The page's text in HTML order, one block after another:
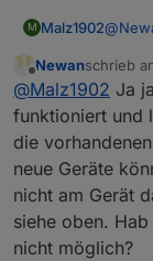
M Malz1902@
Offline
Newanschrieb
zuletzt
@Malz1902 Ja
funktioniert und
die
neue Geräte
nicht am Gerät
siehe oben.
nicht möglich?